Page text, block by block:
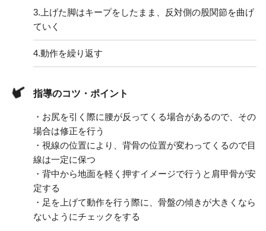
3. 上げた脚はキープをしたまま、反対側の股関節を曲げ
ていく
4.動作を繰り返す
指導のコツ・ポイント
・お尻を引く際に腰が反ってくる場合があるので、その
場合は修正を行う
・視線の位置により、背骨の位置が変わってくるので目
線は一定に保つ
・背中から地面を軽く押すイメージで行うと肩甲骨が安
定する
・足を上げて動作を行う際に、骨盤の傾きが大きくなら
ないようにチェックをする